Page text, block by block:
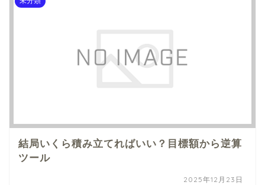
結局いくら積み立てればいい？目標額から逆算
ツール
2025年12月23日